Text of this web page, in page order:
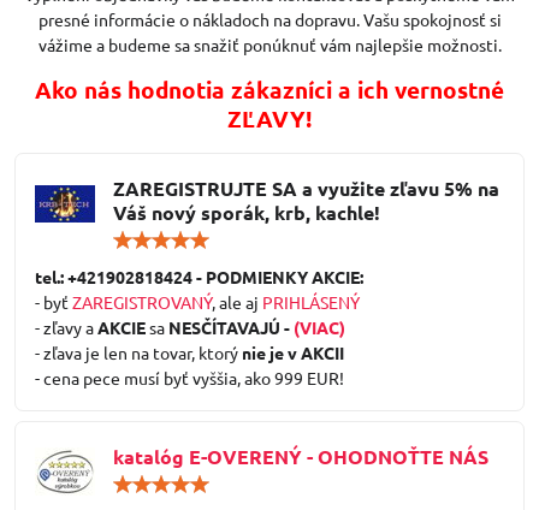
presné informácie o nákladoch na dopravu. Vašu spokojnosť si
vážime a budeme sa snažiť ponúknuť vám najlepšie možnosti.
Ako nás hodnotia zákazníci a ich vernostné
ZĽAVY!
ZAREGISTRUJTE SA a využite zľavu 5% na
Váš nový sporák, krb, kachle!
/
5
tel.: +421902818424 - PODMIENKY AKCIE:
- byť ZAREGISTROVANÝ, ale aj PRIHLÁSENÝ
- zľavy aAKCIEsa NESČÍTAVAJÚ - (VIAC)
- zľava je len na tovar, ktorý nie je v AKCII
- cena pece musí byť vyššia, ako 999 EUR!
katalóg E-OVERENÝ - OHODNOŤTE NÁS